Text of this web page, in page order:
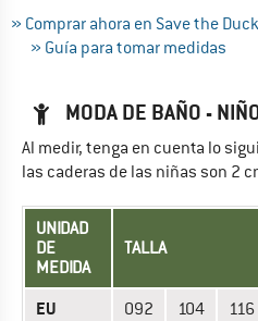
» Comprar ahora en Save the Duck
» Guía para tomar medidas
MODA DE BAÑO -
Al medir, tenga en cuenta lo
las caderas de las niñas son 2
UNIDAD
DE
MEDIDA
TALLA
EU 092 104 116